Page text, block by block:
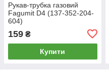
Рукав-трубка газовий
Fagumit D4 (137-352-204-
604)
159 ₴
Купити